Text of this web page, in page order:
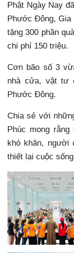
Phật Ngày Nay
Phước Đông,
tặng 300 phần
chi phí 150 triệu.
Cơn bão số 3
nhà cửa, vật tư
Phước Đông.
Chia sẻ với
Phúc mong
khó khăn, người
thiết lại cuộc